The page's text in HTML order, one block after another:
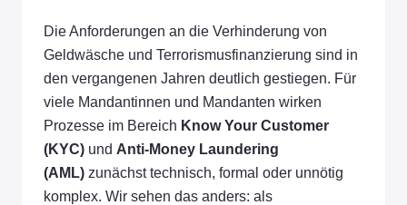
Die Anforderungen an die Verhinderung von
Geldwäsche und Terrorismusfinanzierung sind in
den vergangenen Jahren deutlich gestiegen. Für
viele Mandantinnen und Mandanten wirken
Prozesse im Bereich Know Your Customer
(KYC) und Anti-Money Laundering
(AML) zunächst technisch, formal oder unnötig
komplex. Wir sehen das anders: als